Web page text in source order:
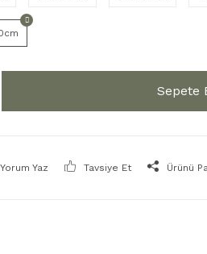
Sepete
Yorum Yaz Tavsiye Et Ürünü